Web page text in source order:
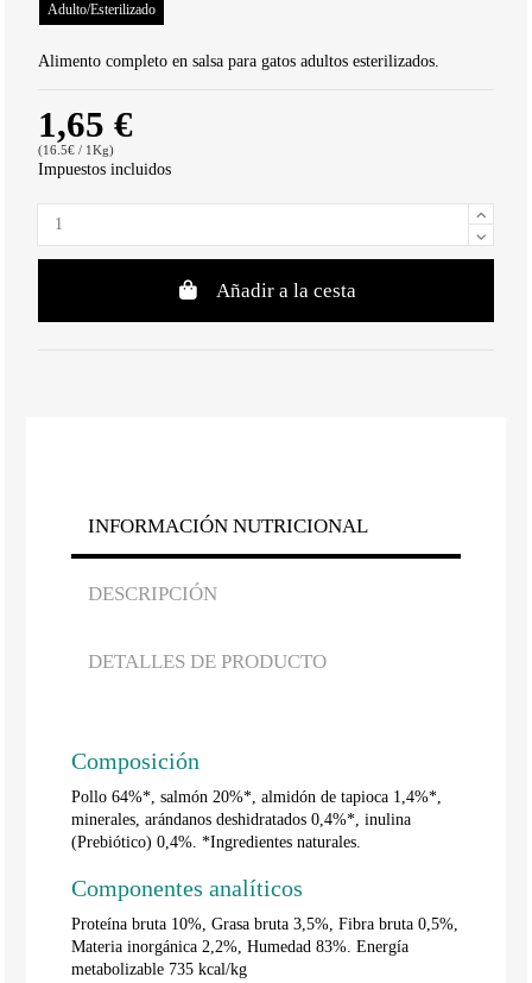
Adulto/Esterilizado
Alimento completo en salsa para gatos adultos esterilizados.
1,65 €
(16.5€ / 1Kg)
Impuestos incluidos
Añadir a la cesta
INFORMACIÓN NUTRICIONAL
DESCRIPCIÓN
DETALLES DE PRODUCTO
Composición
Pollo 64%*, salmón 20%*, almidón de tapioca 1,4%*,
minerales, arándanos deshidratados 0,4%*, inulina
(Prebiótico) 0,4%. *Ingredientes naturales.
Componentes analíticos
Proteína bruta 10%, Grasa bruta 3,5%, Fibra bruta 0,5%,
Materia inorgánica 2,2%, Humedad 83%. Energía
metabolizable 735 kcal/kg